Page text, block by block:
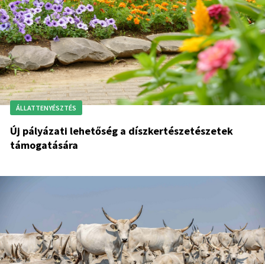
ÁLLATTENYÉSZTÉS
Új pályázati lehetőség a díszkertészetészetek
támogatására